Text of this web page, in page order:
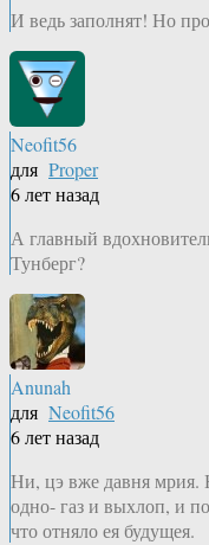
И ведь заполнят! Но
Neofit56
для Proper
6 лет назад
А главный
Тунберг?
Anunah
для Neofit56
6 лет назад
Ни, цэ вже давня мрия.
одно- газ и выхлоп, и
что отняло ея будущея.